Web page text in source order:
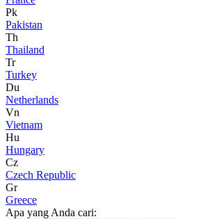
Pk
Pakistan
Th
Thailand
Tr
Turkey
Du
Netherlands
Vn
Vietnam
Hu
Hungary
Cz
Czech Republic
Gr
Greece
Apa yang Anda cari: